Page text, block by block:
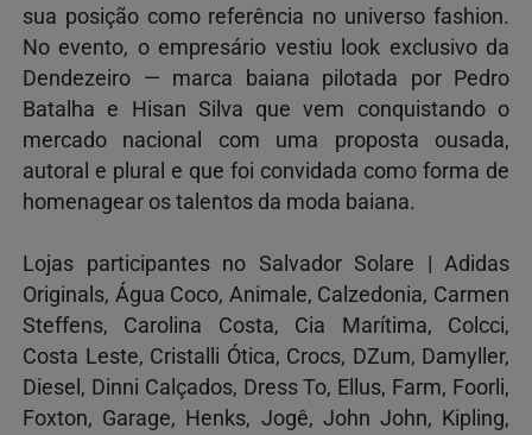
sua posição como referência no universo fashion.
No evento, o empresário vestiu look exclusivo da
Dendezeiro — marca baiana pilotada por Pedro
Batalha e Hisan Silva que vem conquistando o
mercado nacional com uma proposta ousada,
autoral e plural e que foi convidada como forma de
homenagear os talentos da moda baiana.
Lojas participantes no Salvador Solare | Adidas
Originals, Água Coco, Animale, Calzedonia, Carmen
Steffens, Carolina Costa, Cia Marítima, Colcci,
Costa Leste, Cristalli Ótica, Crocs, DZum, Damyller,
Diesel, Dinni Calçados, Dress To, Ellus, Farm, Foorli,
Foxton, Garage, Henks, Jogê, John John, Kipling,